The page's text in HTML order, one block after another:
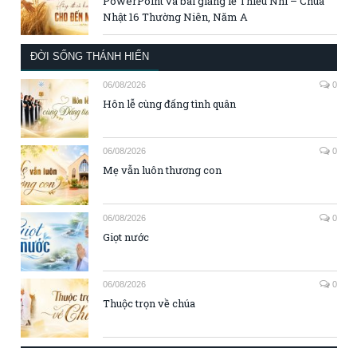
Nhật 16 Thường Niên, Năm A
ĐỜI SỐNG THÁNH HIẾN
06/08/2026 0
Hôn lễ cùng đấng tình quân
06/08/2026 0
Mẹ vẫn luôn thương con
06/08/2026 0
Giọt nước
06/08/2026 0
Thuộc trọn về chúa